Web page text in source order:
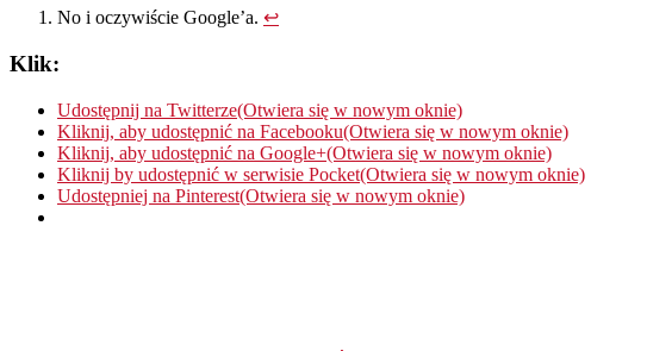
No i oczywiście Google’a. ↩
Klik:
Udostępnij na Twitterze(Otwiera się w nowym oknie)
Kliknij, aby udostępnić na Facebooku(Otwiera się w nowym oknie)
Kliknij, aby udostępnić na Google+(Otwiera się w nowym oknie)
Kliknij by udostępnić w serwisie Pocket(Otwiera się w nowym oknie)
Udostępniej na Pinterest(Otwiera się w nowym oknie)